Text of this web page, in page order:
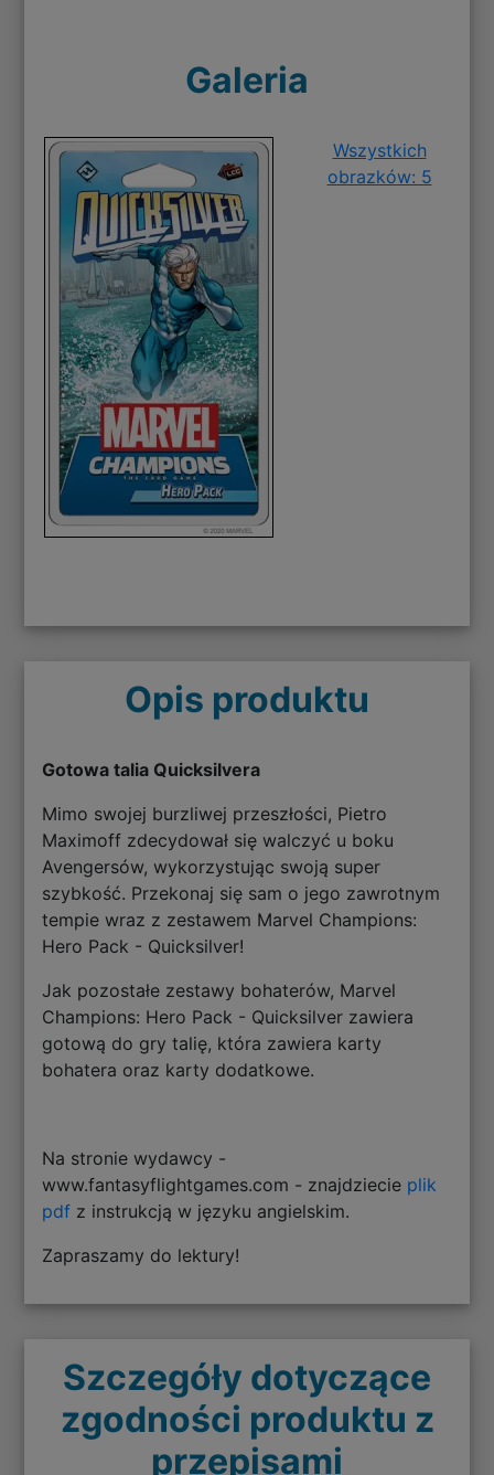
Galeria
Wszystkich
obrazków: 5
Opis produktu
Gotowa talia Quicksilvera
Mimo swojej burzliwej przeszłości, Pietro
Maximoff zdecydował się walczyć u boku
Avengersów, wykorzystując swoją super
szybkość. Przekonaj się sam o jego zawrotnym
tempie wraz z zestawem Marvel Champions:
Hero Pack - Quicksilver!
Jak pozostałe zestawy bohaterów, Marvel
Champions: Hero Pack - Quicksilver zawiera
gotową do gry talię, która zawiera karty
bohatera oraz karty dodatkowe.
Na stronie wydawcy -
www.fantasyflightgames.com - znajdziecie plik
pdf z instrukcją w języku angielskim.
Zapraszamy do lektury!
Szczegóły dotyczące
zgodności produktu z
przepisami